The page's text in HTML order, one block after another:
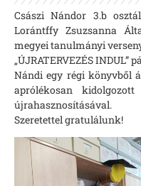
Császi Nándor 3.b
Lorántffy Zsuzsanna
megyei tanulmányi
„ÚJRATERVEZÉS INDUL”
Nándi egy régi könyvből
aprólékosan
újrahasznosításával.
Szeretettel gratulálunk!